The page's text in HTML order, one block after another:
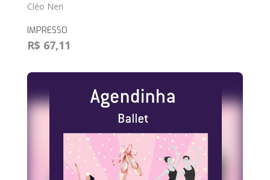
Cléo Neri
IMPRESSO
R$ 67,11